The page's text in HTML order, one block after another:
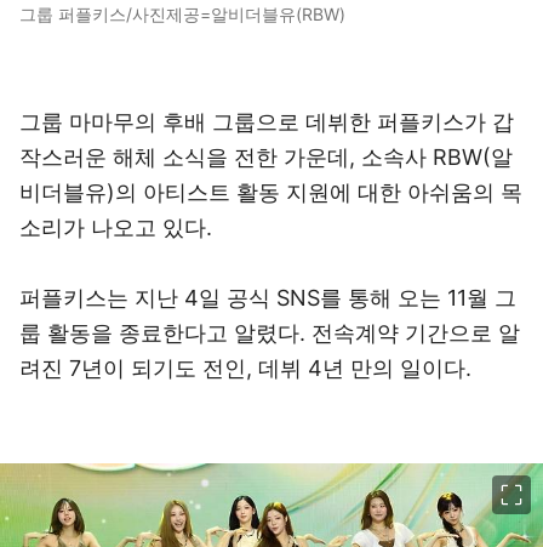
그룹 퍼플키스/사진제공=알비더블유(RBW)
그룹 마마무의 후배 그룹으로 데뷔한 퍼플키스가 갑
작스러운 해체 소식을 전한 가운데, 소속사 RBW(알
비더블유)의 아티스트 활동 지원에 대한 아쉬움의 목
소리가 나오고 있다.
퍼플키스는 지난 4일 공식 SNS를 통해 오는 11월 그
룹 활동을 종료한다고 알렸다. 전속계약 기간으로 알
려진 7년이 되기도 전인, 데뷔 4년 만의 일이다.